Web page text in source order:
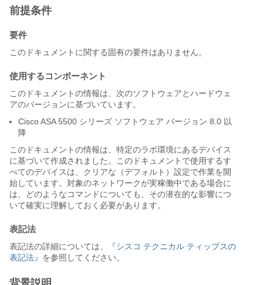
前提条件
要件
このドキュメントに関する固有の要件はありません。
使用するコンポーネント
このドキュメントの情報は、次のソフトウェアとハードウェ
アのバージョンに基づいています。
Cisco ASA 5500 シリーズ ソフトウェア バージョン 8.0 以
降
このドキュメントの情報は、特定のラボ環境にあるデバイス
に基づいて作成されました。このドキュメントで使用するす
べてのデバイスは、クリアな（デフォルト）設定で作業を開
始しています。対象のネットワークが実稼働中である場合に
は、どのようなコマンドについても、その潜在的な影響につ
いて確実に理解しておく必要があります。
表記法
表記法の詳細については、『シスコ テクニカル ティップスの
表記法』を参照してください。